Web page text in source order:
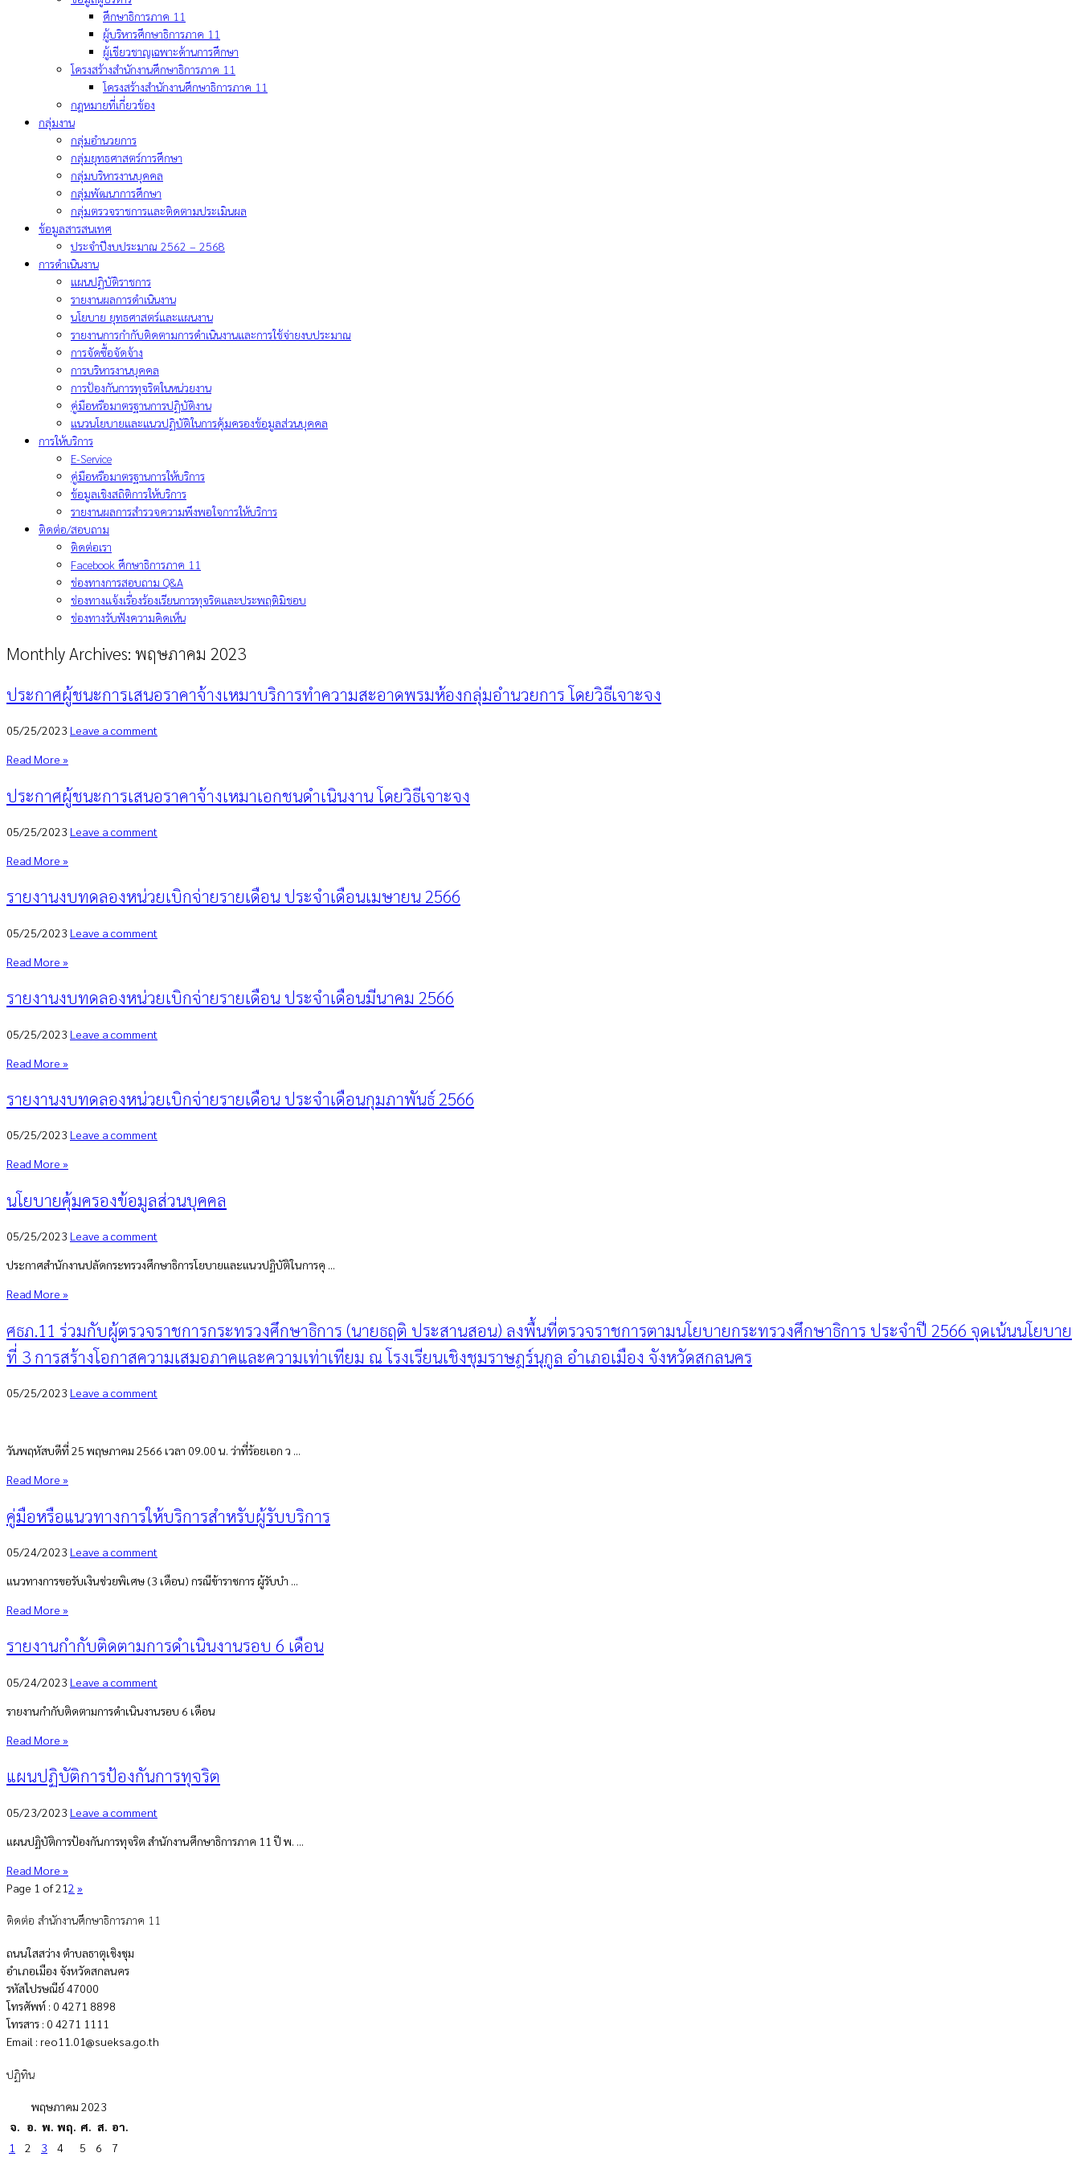
ศึกษาธิการภาค 11
ผู้บริหารศึกษาธิการภาค 11
ผู้เชียวชาญเฉพาะด้านการศึกษา
โครงสร้างสำนักงานศึกษาธิการภาค 11
โครงสร้างสำนักงานศึกษาธิการภาค 11
กฎหมายที่เกี่ยวข้อง
กลุ่มงาน
กลุ่มอำนวยการ
กลุ่มยุทธศาสตร์การศึกษา
กลุ่มบริหารงานบุคคล
กลุ่มพัฒนาการศึกษา
กลุ่มตรวจราชการและติดตามประเมินผล
ข้อมูลสารสนเทศ
ประจำปีงบประมาณ 2562 – 2568
การดำเนินงาน
แผนปฏิบัติราชการ
รายงานผลการดำเนินงาน
นโยบาย ยุทธศาสตร์และแผนงาน
รายงานการกำกับติดตามการดำเนินงานและการใช้จ่ายงบประมาณ
การจัดซื้อจัดจ้าง
การบริหารงานบุคคล
การป้องกันการทุจริตในหน่วยงาน
คู่มือหรือมาตรฐานการปฏิบัติงาน
แนวนโยบายและแนวปฏิบัติในการคุ้มครองข้อมูลส่วนบุคคล
การให้บริการ
E-Service
คู่มือหรือมาตรฐานการให้บริการ
ข้อมูลเชิงสถิติการให้บริการ
รายงานผลการสำรวจความพึงพอใจการให้บริการ
ติดต่อ/สอบถาม
ติดต่อเรา
Facebook ศึกษาธิการภาค 11
ช่องทางการสอบถาม Q&A
ช่องทางแจ้งเรื่องร้องเรียนการทุจริตและประพฤติมิชอบ
ช่องทางรับฟังความคิดเห็น
Monthly Archives: พฤษภาคม 2023
ประกาศผู้ชนะการเสนอราคาจ้างเหมาบริการทำความสะอาดพรมห้องกลุ่มอำนวยการ โดยวิธีเจาะจง
05/25/2023 Leave a comment
Read More »
ประกาศผู้ชนะการเสนอราคาจ้างเหมาเอกชนดำเนินงาน โดยวิธีเจาะจง
05/25/2023 Leave a comment
Read More »
รายงานงบทดลองหน่วยเบิกจ่ายรายเดือน ประจำเดือนเมษายน 2566
05/25/2023 Leave a comment
Read More »
รายงานงบทดลองหน่วยเบิกจ่ายรายเดือน ประจำเดือนมีนาคม 2566
05/25/2023 Leave a comment
Read More »
รายงานงบทดลองหน่วยเบิกจ่ายรายเดือน ประจำเดือนกุมภาพันธ์ 2566
05/25/2023 Leave a comment
Read More »
นโยบายคุ้มครองข้อมูลส่วนบุคคล
05/25/2023 Leave a comment
ประกาศสำนักงานปลัดกระทรวงศึกษาธิการโยบายและแนวปฏิบัติในการคุ ...
Read More »
ศธภ.11 ร่วมกับผู้ตรวจราชการกระทรวงศึกษาธิการ (นายธฤติ ประสานสอน) ลงพื้นที่ตรวจราชการตามนโยบายกระทรวงศึกษาธิการ ประจำปี 2566 จุดเน้นนโยบาย
ที่ 3 การสร้างโอกาสความเสมอภาคและความเท่าเทียม ณ โรงเรียนเชิงชุมราษฎร์นุกูล อำเภอเมือง จังหวัดสกลนคร
05/25/2023 Leave a comment
วันพฤหัสบดีที่ 25 พฤษภาคม 2566 เวลา 09.00 น. ว่าที่ร้อยเอก ว ...
Read More »
คู่มือหรือแนวทางการให้บริการสำหรับผู้รับบริการ
05/24/2023 Leave a comment
แนวทางการขอรับเงินช่วยพิเศษ (3 เดือน) กรณีข้าราชการ ผู้รับบำ ...
Read More »
รายงานกำกับติดตามการดำเนินงานรอบ 6 เดือน
05/24/2023 Leave a comment
รายงานกำกับติดตามการดำเนินงานรอบ 6 เดือน
Read More »
แผนปฏิบัติการป้องกันการทุจริต
05/23/2023 Leave a comment
แผนปฏิบัติการป้องกันการทุจริต สำนักงานศึกษาธิการภาค 11 ปี พ. ...
Read More »
Page 1 of 2 12 »
ติดต่อ สำนักงานศึกษาธิการภาค 11
ถนนใสสว่าง ตำบลธาตุเชิงชุม
อำเภอเมือง จังหวัดสกลนคร
รหัสไปรษณีย์ 47000
โทรศัพท์ : 0 4271 8898
โทรสาร : 0 4271 1111
Email : reo11.01@sueksa.go.th
ปฏิทิน
พฤษภาคม 2023
จ. อ. พ. พฤ. ศ. ส. อา.
1
2 3 4 5 6 7